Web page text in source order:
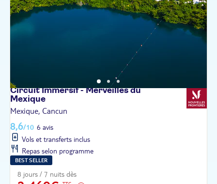
Circuit Immersif - Merveilles du
Mexique
Mexique, Cancun
8,6/10 6 avis
Vols et transferts inclus
Repas selon programme
BEST SELLER
8 jours / 7 nuits dès